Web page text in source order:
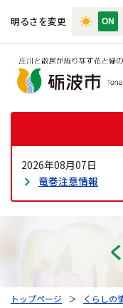
明るさを変更
2026年08月07日
竜巻注意情報
トップページ ＞ くらしの